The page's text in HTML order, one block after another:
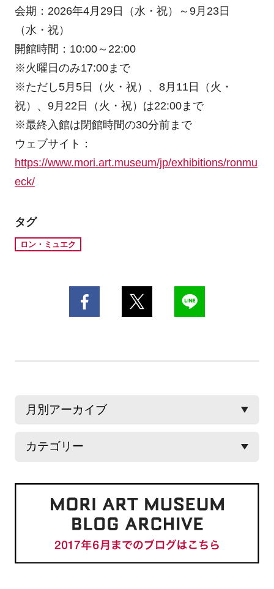
会期：2026年4月29日（水・祝）～9月23日
（水・祝）
開館時間：10:00～22:00
※火曜日のみ17:00まで
※ただし5月5日（火・祝）、8月11日（火・
祝）、9月22日（火・祝）は22:00まで
※最終入館は閉館時間の30分前まで
ウェブサイト：
https://www.mori.art.museum/jp/exhibitions/ronmu
eck/
タグ
ロン・ミュエク